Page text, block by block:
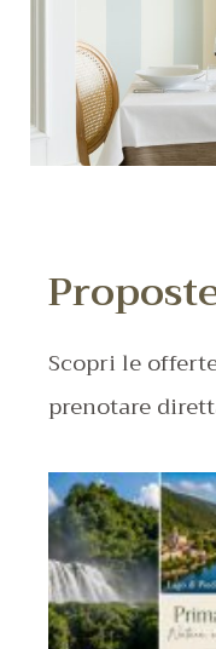
Scopri le
prenotare